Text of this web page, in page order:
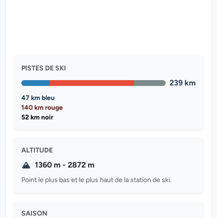
PISTES DE SKI
239 km
47 km bleu
140 km rouge
52 km noir
ALTITUDE
1360 m - 2872 m
Point le plus bas et le plus haut de la station de ski.
SAISON